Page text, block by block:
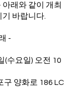
래와 같이 개최
바랍니다.
-
(수요일) 오전 10
구 양화로 186 LC